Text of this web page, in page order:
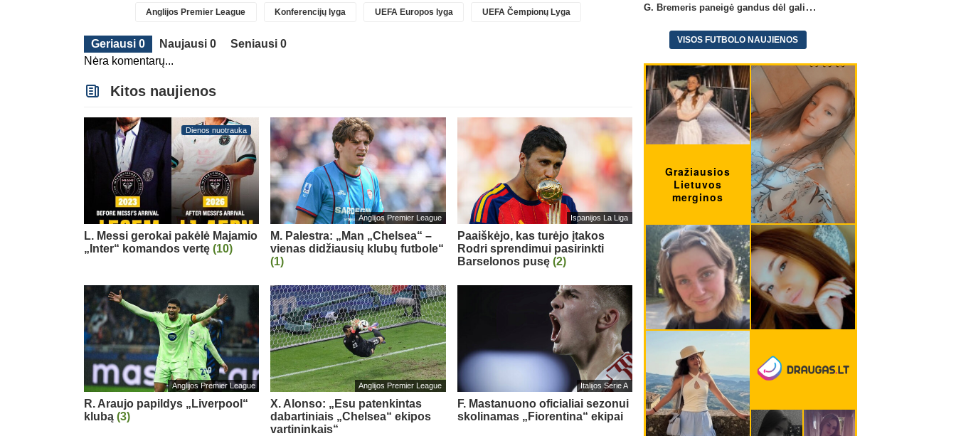
Anglijos Premier League Konferencijų lyga UEFA Europos lyga UEFA Čempionų Lyga
Geriausi 0 Naujausi 0
Seniausi 0
Nėra komentarų...
Kitos naujienos
Dienos nuotrauka
L. Messi gerokai pakėlė Majamio
„Inter“ komandos vertę (10)
Anglijos Premier League
M. Palestra: „Man „Chelsea“ –
vienas didžiausių klubų futbole“
(1)
Ispanijos La Liga
Paaiškėjo, kas turėjo įtakos
Rodri sprendimui pasirinkti
Barselonos pusę (2)
Anglijos Premier League
R. Araujo papildys „Liverpool“
klubą (3)
Anglijos Premier League
X. Alonso: „Esu patenkintas
dabartiniais „Chelsea“ ekipos
vartininkais“
Italijos Serie A
F. Mastanuono oficialiai sezonui
skolinamas „Fiorentina“ ekipai
G. Bremeris paneigė gandus dėl galimo išvykimo iš „Juventus“ klubo
VISOS FUTBOLO NAUJIENOS